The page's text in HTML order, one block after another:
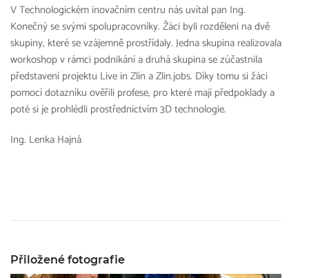
V Technologickém inovačním centru nás uvítal pan Ing.
Konečný se svými spolupracovníky. Žáci byli rozděleni na dvě
skupiny, které se vzájemně prostřídaly. Jedna skupina realizovala
workoshop v rámci podnikání a druhá skupina se zúčastnila
představení projektu Live in Zlín a Zlin.jobs. Díky tomu si žáci
pomocí dotazníku ověřili profese, pro které mají předpoklady a
poté si je prohlédli prostřednictvím 3D technologie.
Ing. Lenka Hajná
Přiložené fotografie